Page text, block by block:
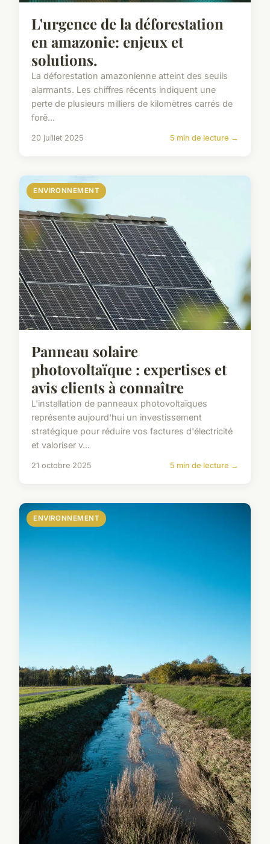
L'urgence de la déforestation
en amazonie: enjeux et
solutions.
La déforestation amazonienne atteint des seuils
alarmants. Les chiffres récents indiquent une
perte de plusieurs milliers de kilomètres carrés de
forê...
20 juillet 2025 5 min de lecture →
ENVIRONNEMENT
Panneau solaire
photovoltaïque : expertises et
avis clients à connaître
L'installation de panneaux photovoltaïques
représente aujourd'hui un investissement
stratégique pour réduire vos factures d'électricité
et valoriser v...
21 octobre 2025 5 min de lecture →
ENVIRONNEMENT